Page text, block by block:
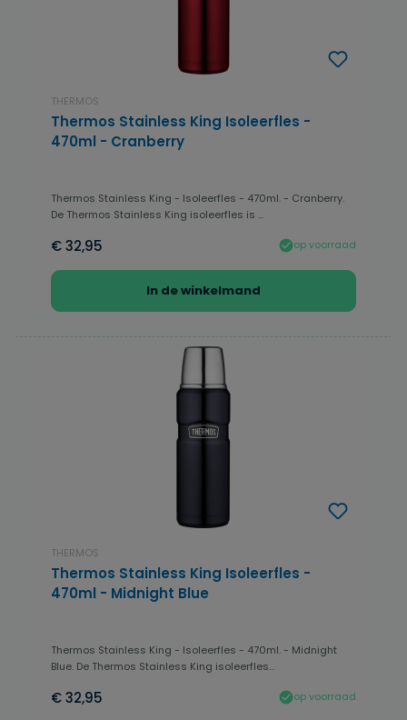
THERMOS
Thermos Stainless King Isoleerfles -
470ml - Cranberry
Thermos Stainless King - Isoleerfles - 470ml. - Cranberry.
De Thermos Stainless King isoleerfles is ...
€ 32,95 op voorraad
In de winkelmand
THERMOS
Thermos Stainless King Isoleerfles -
470ml - Midnight Blue
Thermos Stainless King - Isoleerfles - 470ml. - Midnight
Blue. De Thermos Stainless King isoleerfles...
€ 32,95 op voorraad